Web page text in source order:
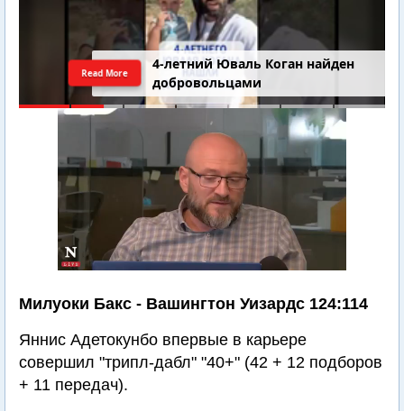
4-летний Юваль Коган найден
добровольцами
Read More
Милуоки Бакс - Вашингтон Уизардс 124:114
Яннис Адетокунбо впервые в карьере
совершил "трипл-дабл" "40+" (42 + 12 подборов
+ 11 передач).